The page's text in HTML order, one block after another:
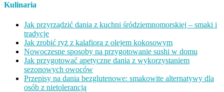
Kulinaria
Jak przyrządzić dania z kuchni śródziemnomorskiej – smaki i
tradycje
Jak zrobić ryż z kalafiora z olejem kokosowym
Nowoczesne sposoby na przygotowanie sushi w domu
Jak przygotować apetyczne dania z wykorzystaniem
sezonowych owoców
Przepisy na dania bezglutenowe: smakowite alternatywy dla
osób z nietolerancją